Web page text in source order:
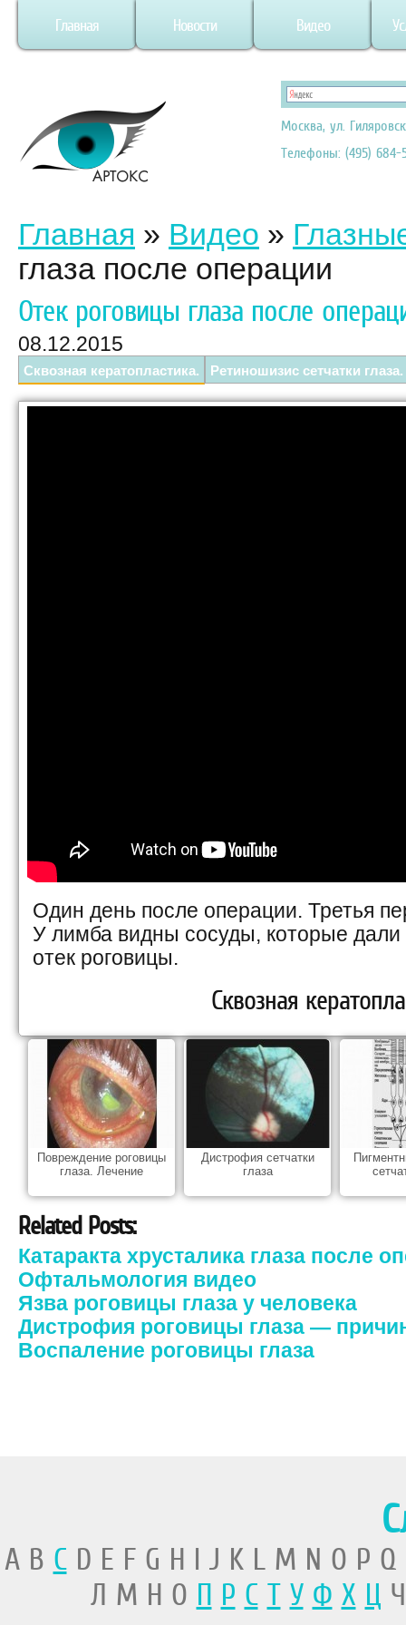
Главная Новости Видео
Москва, ул.
Телефоны: (495) 684-
Главная » Видео »
глаза после операции
Отек роговицы глаза после
08.12.2015
Сквозная кератопластика. Ретиношизис сетчатки глаза.
Один день после операции. Третья
У лимба видны сосуды, которые дали
отек роговицы.
Сквозная
Повреждение роговицы
глаза. Лечение
Дистрофия сетчатки
глаза
Related Posts:
Катаракта хрусталика глаза после
Офтальмология видео
Язва роговицы глаза у человека
Дистрофия роговицы глаза —
Воспаление роговицы глаза
A B CD E F G H I J K L M N O P
Л М Н О П Р С Т У Ф Х Ц